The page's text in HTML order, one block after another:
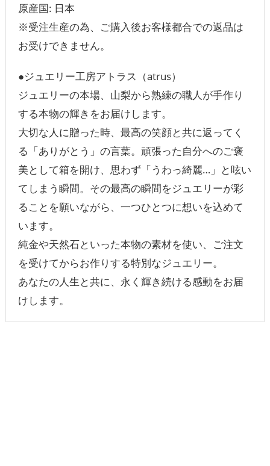
原産国: 日本
※受注生産の為、ご購入後お客様都合での返品は
お受けできません。
●ジュエリー工房アトラス（atrus）
ジュエリーの本場、山梨から熟練の職人が手作り
する本物の輝きをお届けします。
大切な人に贈った時、最高の笑顔と共に返ってく
る「ありがとう」の言葉。頑張った自分へのご褒
美として箱を開け、思わず「うわっ綺麗…」と呟い
てしまう瞬間。その最高の瞬間をジュエリーが彩
ることを願いながら、一つひとつに想いを込めて
います。
純金や天然石といった本物の素材を使い、ご注文
を受けてからお作りする特別なジュエリー。
あなたの人生と共に、永く輝き続ける感動をお届
けします。